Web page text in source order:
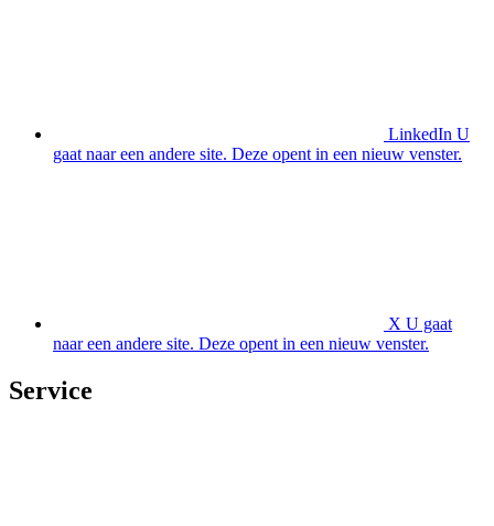
LinkedIn U
gaat naar een andere site. Deze opent in een nieuw venster.
X U gaat
naar een andere site. Deze opent in een nieuw venster.
Service